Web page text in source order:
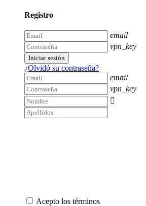
Registro
email
vpn_key
Iniciar sesión
¿Olvidó su contraseña?
email
vpn_key

Acepto los términos